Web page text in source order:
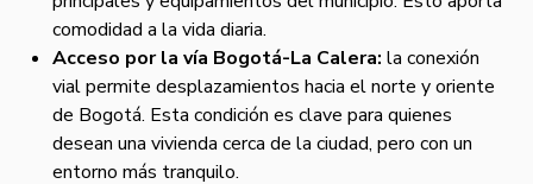
comodidad a la vida diaria.
Acceso por la vía Bogotá-La Calera: la conexión
vial permite desplazamientos hacia el norte y oriente
de Bogotá. Esta condición es clave para quienes
desean una vivienda cerca de la ciudad, pero con un
entorno más tranquilo.